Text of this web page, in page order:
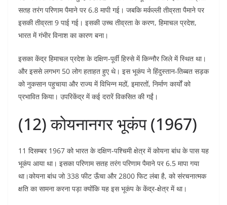
सतह तरंग परिणाम पैमाने पर 6.8 मापी गई। जबकि मर्कल्ली तीव्रता पैमाने पर
इसकी तीव्रता 9 पाई गई। इसकी उच्च तीव्रता के करण, हिमाचल प्रदेश,
भारत में गंभीर विनाश का कारण बना।
इसका केंद्र हिमाचल प्रदेश के दक्षिण-पूर्वी हिस्से में किन्नौर जिले में स्थित था।
और इससे लगभग 50 लोग हताहत हुए थे। इस भूकंप ने हिंदुस्तान-तिब्बत सड़क
को नुकसान पहुचाया और राज्य में विभिन्न मठों, इमारतों, निर्माण कार्यों को
प्रभावित किया। उपरिकेंद्र में कई दरारें विकसित की गईं।
(12) कोयनानगर भूकंप (1967)
11 दिसम्बर 1967 को भारत के दक्षिण-पश्चिमी क्षेत्र में कोयना बांध के पास यह
भूकंप आया था। इसका परिणाम सतह तरंग परिणाम पैमाने पर 6.5 मापा गया
था।कोयना बांध जो 338 फीट ऊँचा और 2800 फिट लंबा है, को संरचनात्मक
क्षति का सामना करना पड़ा क्योंकि यह इस भूकंप के केंद्र-क्षेत्र में था।